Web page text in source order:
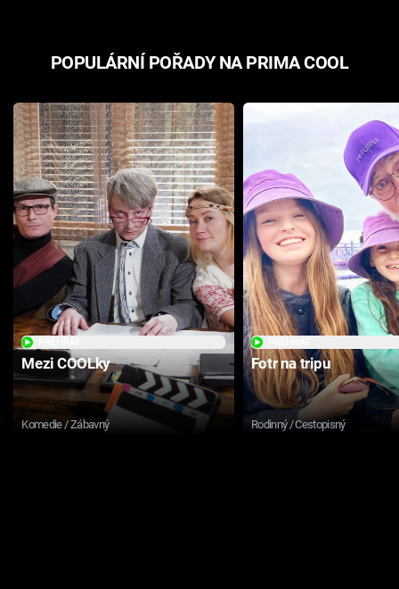
POPULÁRNÍ POŘADY NA PRIMA COOL
Mezi COOLky
Komedie / Zábavný
Fotr na tripu
Rodinný / Cestopisný